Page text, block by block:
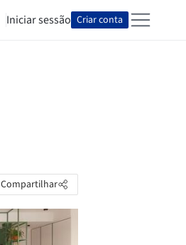
Iniciar sessão Criar conta
Compartilhar